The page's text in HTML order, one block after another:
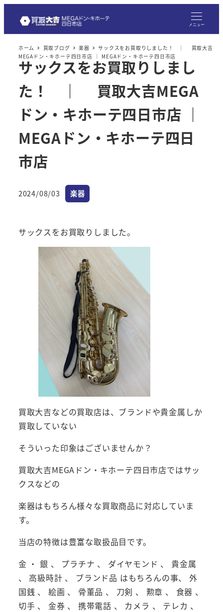
メニュー
ホーム 買取ブログ 楽器
サックスをお買取りしました！ ｜ 買取大吉
MEGAドン・キホーテ四日市店 ｜ MEGAドン・キホーテ四日市店
サックスをお買取りしまし
た！ ｜ 買取大吉MEGA
ドン・キホーテ四日市店 ｜
MEGAドン・キホーテ四日
市店
投稿日
2024/08/03 カテゴリー
楽器
サックスをお買取りしました。
買取大吉などの買取店は、ブランドや貴金属しか
買取していない
そういった印象はございませんか？
買取大吉MEGAドン・キホーテ四日市店ではサッ
クスなどの
楽器はもちろん様々な買取商品に対応していま
す。
当店の特徴は豊富な取扱品目です。
金 ・ 銀 、 プラチナ 、 ダイヤモンド 、 貴金属
、 高級時計 、 ブランド品 はもちろんの事、 外
国銭 、 絵画 、 骨董品 、 刀剣 、 勲章 、 食器 、
切手 、 金券 、 携帯電話 、 カメラ 、 テレカ 、